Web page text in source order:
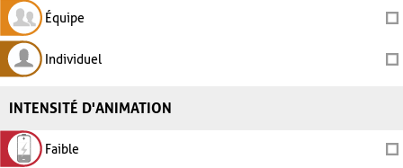
Équipe
Individuel
INTENSITÉ D'ANIMATION
Faible